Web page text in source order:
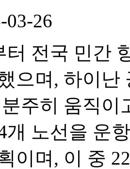
03-26
터 전국 민간
으며, 하이난
주히 움직이
개 노선을 운
이며, 이 중